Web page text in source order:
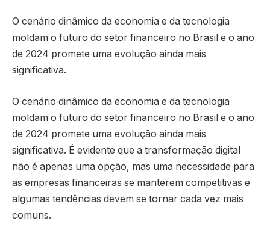
O cenário dinâmico da economia e da tecnologia
moldam o futuro do setor financeiro no Brasil e o ano
de 2024 promete uma evolução ainda mais
significativa.
O cenário dinâmico da economia e da tecnologia
moldam o futuro do setor financeiro no Brasil e o ano
de 2024 promete uma evolução ainda mais
significativa. É evidente que a transformação digital
não é apenas uma opção, mas uma necessidade para
as empresas financeiras se manterem competitivas e
algumas tendências devem se tornar cada vez mais
comuns.